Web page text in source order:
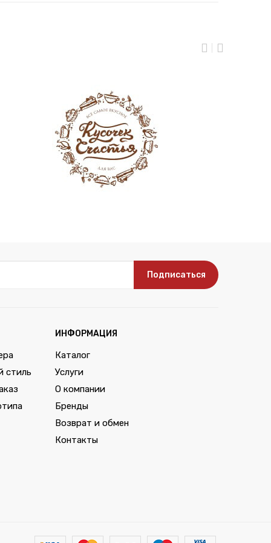
Подписаться
стиль
ИНФОРМАЦИЯ
Каталог
Услуги
О компании
Бренды
Возврат и обмен
Контакты